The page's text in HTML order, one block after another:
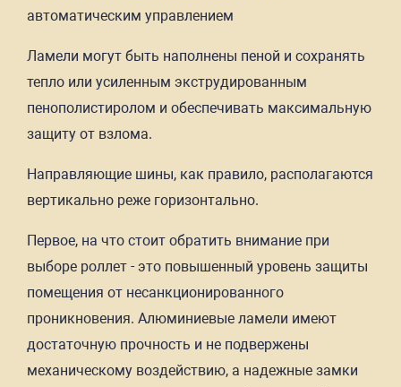
автоматическим управлением
Ламели могут быть наполнены пеной и сохранять
тепло или усиленным экструдированным
пенополистиролом и обеспечивать максимальную
защиту от взлома.
Направляющие шины, как правило, располагаются
вертикально реже горизонтально.
Первое, на что стоит обратить внимание при
выборе роллет - это повышенный уровень защиты
помещения от несанкционированного
проникновения. Алюминиевые ламели имеют
достаточную прочность и не подвержены
механическому воздействию, а надежные замки